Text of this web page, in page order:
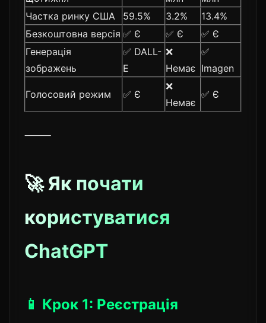
Частка ринку США
59.5% 3.2%
13.4%
Безкоштовна версія ✅ Є ✅ Є
✅ Є
Генерація
зображень
✅ DALL-
E
❌
Немає
✅
Imagen
Голосовий режим ✅ Є
❌
Немає
✅ Є
⸻
🚀 Як почати
користуватися
ChatGPT
📱 Крок 1: Реєстрація